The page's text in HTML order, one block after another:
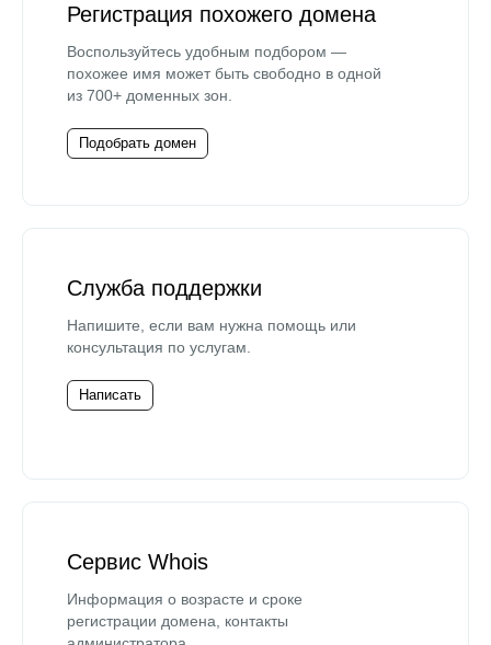
Регистрация похожего домена
Воспользуйтесь удобным подбором —
похожее имя может быть свободно в одной
из 700+ доменных зон.
Подобрать домен
Служба поддержки
Напишите, если вам нужна помощь или
консультация по услугам.
Написать
Сервис Whois
Информация о возрасте и сроке
регистрации домена, контакты